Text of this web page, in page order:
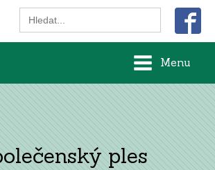
Search
for:
Menu
ples